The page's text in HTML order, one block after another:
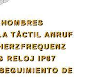
TÁCTIL ANRUF
RELOJ IP67
DE